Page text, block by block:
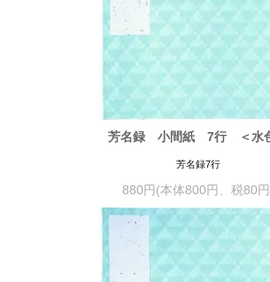
芳名録 小間紙 7行 ＜水
芳名録7行
880円(本体800円、税80